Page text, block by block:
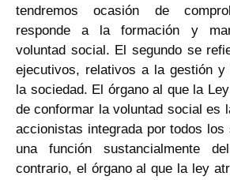
tendremos ocasión de
responde a la formación y
voluntad social. El segundo se
ejecutivos, relativos a la gestión y
la sociedad. El órgano al que la
de conformar la voluntad social es
accionistas integrada por todos
una función sustancialmente
contrario, el órgano al que la ley